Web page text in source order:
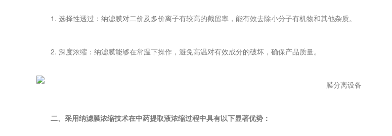
1. 选择性透过：纳滤膜对二价及多价离子有较高的截留率，能有效去除小分子有机物和其他杂质。
2. 深度浓缩：纳滤膜能够在常温下操作，避免高温对有效成分的破坏，确保产品质量。
二、采用纳滤膜浓缩技术在中药提取液浓缩过程中具有以下显著优势：